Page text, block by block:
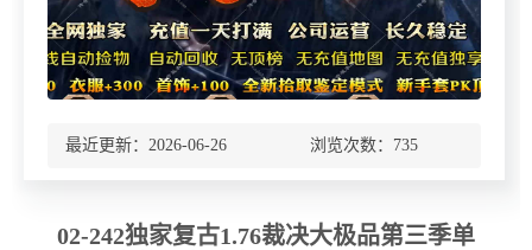
最近更新：2026-06-26 浏览次数： 735
02-242独家复古1.76裁决大极品第三季单